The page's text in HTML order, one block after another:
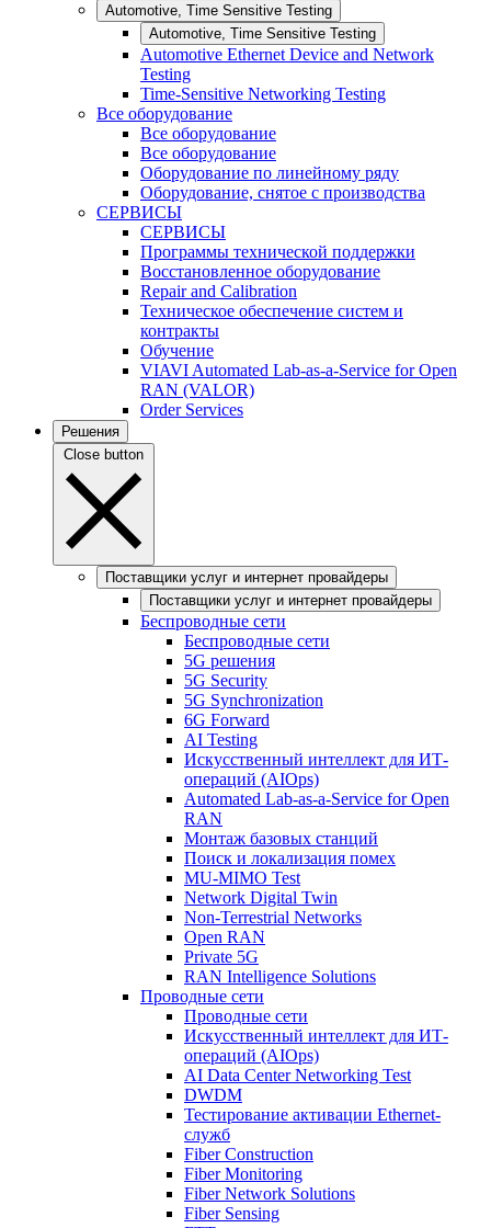
Automotive, Time Sensitive Testing
Automotive, Time Sensitive Testing
Automotive Ethernet Device and Network
Testing
Time-Sensitive Networking Testing
Все оборудование
Все оборудование
Все оборудование
Оборудование по линейному ряду
Оборудование, снятое с производства
СЕРВИСЫ
СЕРВИСЫ
Программы технической поддержки
Восстановленное оборудование
Repair and Calibration
Техническое обеспечение систем и
контракты
Обучение
VIAVI Automated Lab-as-a-Service for Open
RAN (VALOR)
Order Services
Решения
Close button
Поставщики услуг и интернет провайдеры
Поставщики услуг и интернет провайдеры
Беспроводные сети
Беспроводные сети
5G решения
5G Security
5G Synchronization
6G Forward
AI Testing
Искусственный интеллект для ИТ-
операций (AIOps)
Automated Lab-as-a-Service for Open
RAN
Монтаж базовых станций
Поиск и локализация помех
MU-MIMO Test
Network Digital Twin
Non-Terrestrial Networks
Open RAN
Private 5G
RAN Intelligence Solutions
Проводные сети
Проводные сети
Искусственный интеллект для ИТ-
операций (AIOps)
AI Data Center Networking Test
DWDM
Тестирование активации Ethernet-
служб
Fiber Construction
Fiber Monitoring
Fiber Network Solutions
Fiber Sensing